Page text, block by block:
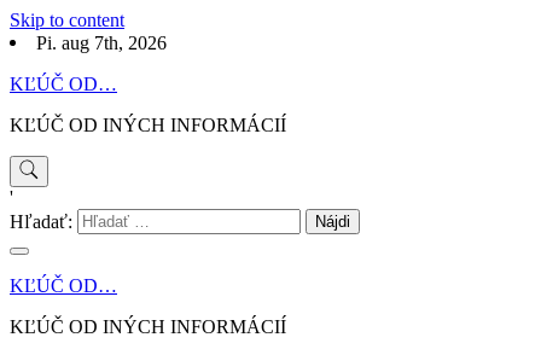
Skip to content
Pi. aug 7th, 2026
KĽÚČ OD…
KĽÚČ OD INÝCH INFORMÁCIÍ
'
Hľadať:
KĽÚČ OD…
KĽÚČ OD INÝCH INFORMÁCIÍ